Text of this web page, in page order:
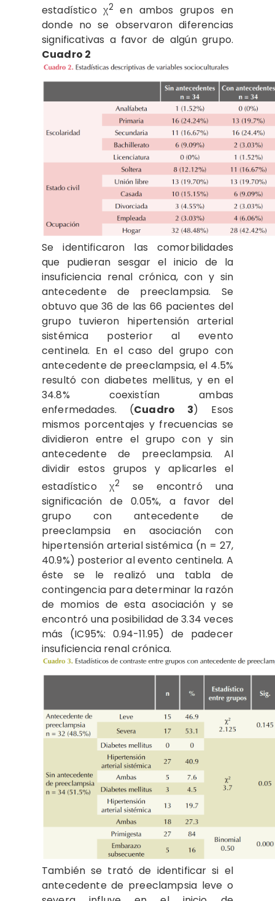
estadístico χ2 en ambos grupos en
donde no se observaron diferencias
significativas a favor de algún grupo.
Cuadro 2
Se identificaron las comorbilidades
que pudieran sesgar el inicio de la
insuficiencia renal crónica, con y sin
antecedente de preeclampsia. Se
obtuvo que 36 de las 66 pacientes del
grupo tuvieron hipertensión arterial
sistémica posterior al evento
centinela. En el caso del grupo con
antecedente de preeclampsia, el 4.5%
resultó con diabetes mellitus, y en el
34.8% coexistían ambas
enfermedades. (Cuadro 3) Esos
mismos porcentajes y frecuencias se
dividieron entre el grupo con y sin
antecedente de preeclampsia. Al
dividir estos grupos y aplicarles el
estadístico χ2
se encontró una
significación de 0.05%, a favor del
grupo con antecedente de
preeclampsia en asociación con
hipertensión arterial sistémica (n = 27,
40.9%) posterior al evento centinela. A
éste se le realizó una tabla de
contingencia para determinar la razón
de momios de esta asociación y se
encontró una posibilidad de 3.34 veces
más (IC95%: 0.94-11.95) de padecer
insuficiencia renal crónica.
También se trató de identificar si el
antecedente de preeclampsia leve o